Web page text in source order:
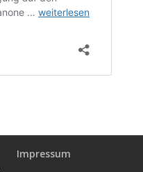
Impressum